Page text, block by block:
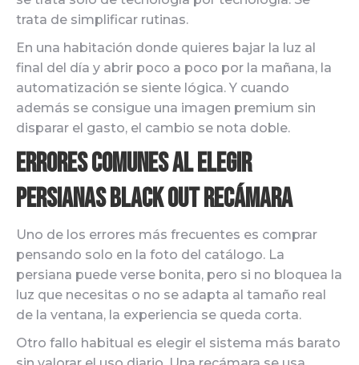
trata de simplificar rutinas.
En una habitación donde quieres bajar la luz al
final del día y abrir poco a poco por la mañana, la
automatización se siente lógica. Y cuando
además se consigue una imagen premium sin
disparar el gasto, el cambio se nota doble.
Errores comunes al elegir
persianas black out recámara
Uno de los errores más frecuentes es comprar
pensando solo en la foto del catálogo. La
persiana puede verse bonita, pero si no bloquea la
luz que necesitas o no se adapta al tamaño real
de la ventana, la experiencia se queda corta.
Otro fallo habitual es elegir el sistema más barato